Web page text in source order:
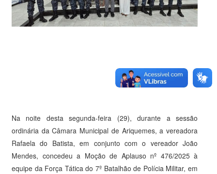
Na noite desta segunda-feira (29), durante a sessão
ordinária da Câmara Municipal de Ariquemes, a vereadora
Rafaela do Batista, em conjunto com o vereador João
Mendes, concedeu a Moção de Aplauso nº 476/2025 à
equipe da Força Tática do 7º Batalhão de Polícia Militar, em